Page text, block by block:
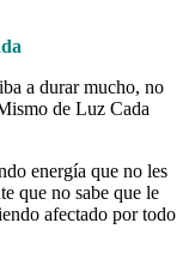
a durar mucho, no
de Luz Cada
energía que no les
que no sabe que le
afectado por todo